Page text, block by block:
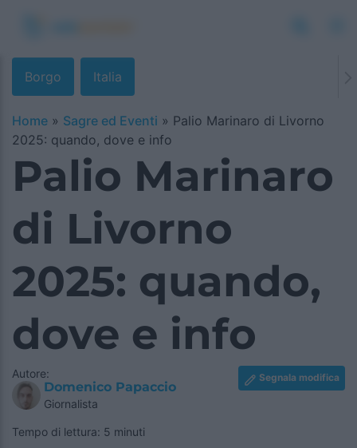
Borgo Italia
Home » Sagre ed Eventi » Palio Marinaro di Livorno
2025: quando, dove e info
Palio Marinaro
di Livorno
2025: quando,
dove e info
Autore:
Domenico Papaccio
Giornalista
Segnala modifica
Tempo di lettura: 5 minuti